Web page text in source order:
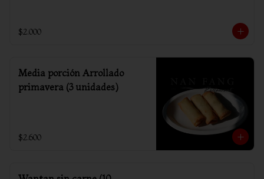
$2.000
Media porción Arrollado
primavera (3 unidades)
$2.600